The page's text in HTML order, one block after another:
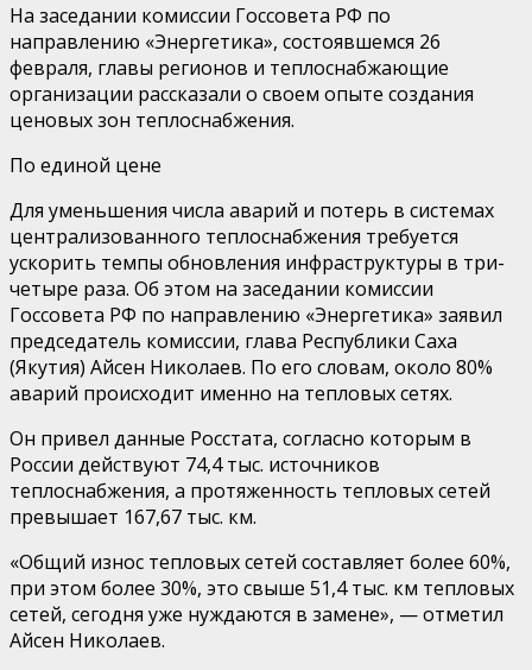
На заседании комиссии Госсовета РФ по
направлению «Энергетика», состоявшемся 26
февраля, главы регионов и теплоснабжающие
организации рассказали о своем опыте создания
ценовых зон теплоснабжения.
По единой цене
Для уменьшения числа аварий и потерь в системах
централизованного теплоснабжения требуется
ускорить темпы обновления инфраструктуры в три-
четыре раза. Об этом на заседании комиссии
Госсовета РФ по направлению «Энергетика» заявил
председатель комиссии, глава Республики Саха
(Якутия) Айсен Николаев. По его словам, около 80%
аварий происходит именно на тепловых сетях.
Он привел данные Росстата, согласно которым в
России действуют 74,4 тыс. источников
теплоснабжения, а протяженность тепловых сетей
превышает 167,67 тыс. км.
«Общий износ тепловых сетей составляет более 60%,
при этом более 30%, это свыше 51,4тыс. км тепловых
сетей, сегодня уже нуждаются в замене», —отметил
Айсен Николаев.